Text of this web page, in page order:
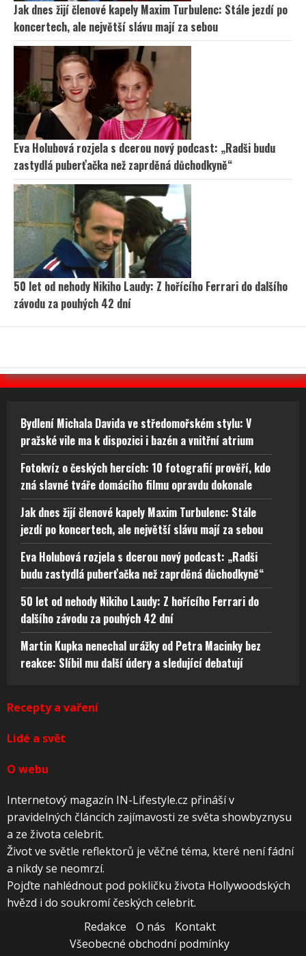
Jak dnes žijí členové kapely Maxim Turbulenc: Stále jezdí po
koncertech, ale největší slávu mají za sebou
Eva Holubová rozjela s dcerou nový podcast: „Radši budu
zastydlá puberťačka než zaprděná důchodkyně“
50 let od nehody Nikiho Laudy: Z hořícího Ferrari do dalšího
závodu za pouhých 42 dní
Bydlení Michala Davida ve středomořském stylu: V
pražské vile ma k dispozici i bazén a vnitřní atrium
Fotokvíz o českých hercích: 10 fotografií prověří, kdo
zná slavné tváře domácího filmu opravdu dokonale
Jak dnes žijí členové kapely Maxim Turbulenc: Stále
jezdí po koncertech, ale největší slávu mají za sebou
Eva Holubová rozjela s dcerou nový podcast: „Radši
budu zastydlá puberťačka než zaprděná důchodkyně“
50 let od nehody Nikiho Laudy: Z hořícího Ferrari do
dalšího závodu za pouhých 42 dní
Martin Kupka nenechal urážky od Petra Macinky bez
reakce: Slíbil mu další údery a sledující debatují
Recepty a vaření
Lidé a svět
O webu
Internetový magazín IN-Lifestyle.cz přináší v
pravidelných článcích zajímavosti ze světa showbyznysu
a ze života celebrit.
Život ve světle reflektorů je věčné téma, které není fádní
a nikdy se neomrzí.
Pojďte nahlédnout pod pokličku života Hollywoodských
hvězd i do soukromí českých celebrit.
Redakce
O nás
Kontakt
Všeobecné obchodní podmínky